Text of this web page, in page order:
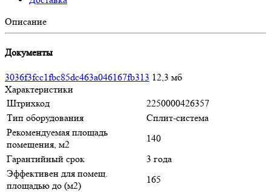
Описание
Документы
3036f3fcc1fbc85dc463a046167fb313 12,3 мб
Характеристики
Штрихкод
2250000426357
Тип оборудования
Сплит-система
Рекомендуемая площадь
помещения, м2
140
Гарантийный срок
3 года
Эффективен для помещ.
площадью до (м2)
165